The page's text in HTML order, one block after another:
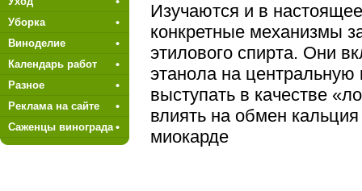
Изучаются и в
конкретные механизмы
этилового спирта. Они
этанола на центральную
выступать в качестве
влиять на обмен
миокарде
Уборка
Виноделие
Календарь работ
Разное
Реклама на сайте
Саженцы винограда